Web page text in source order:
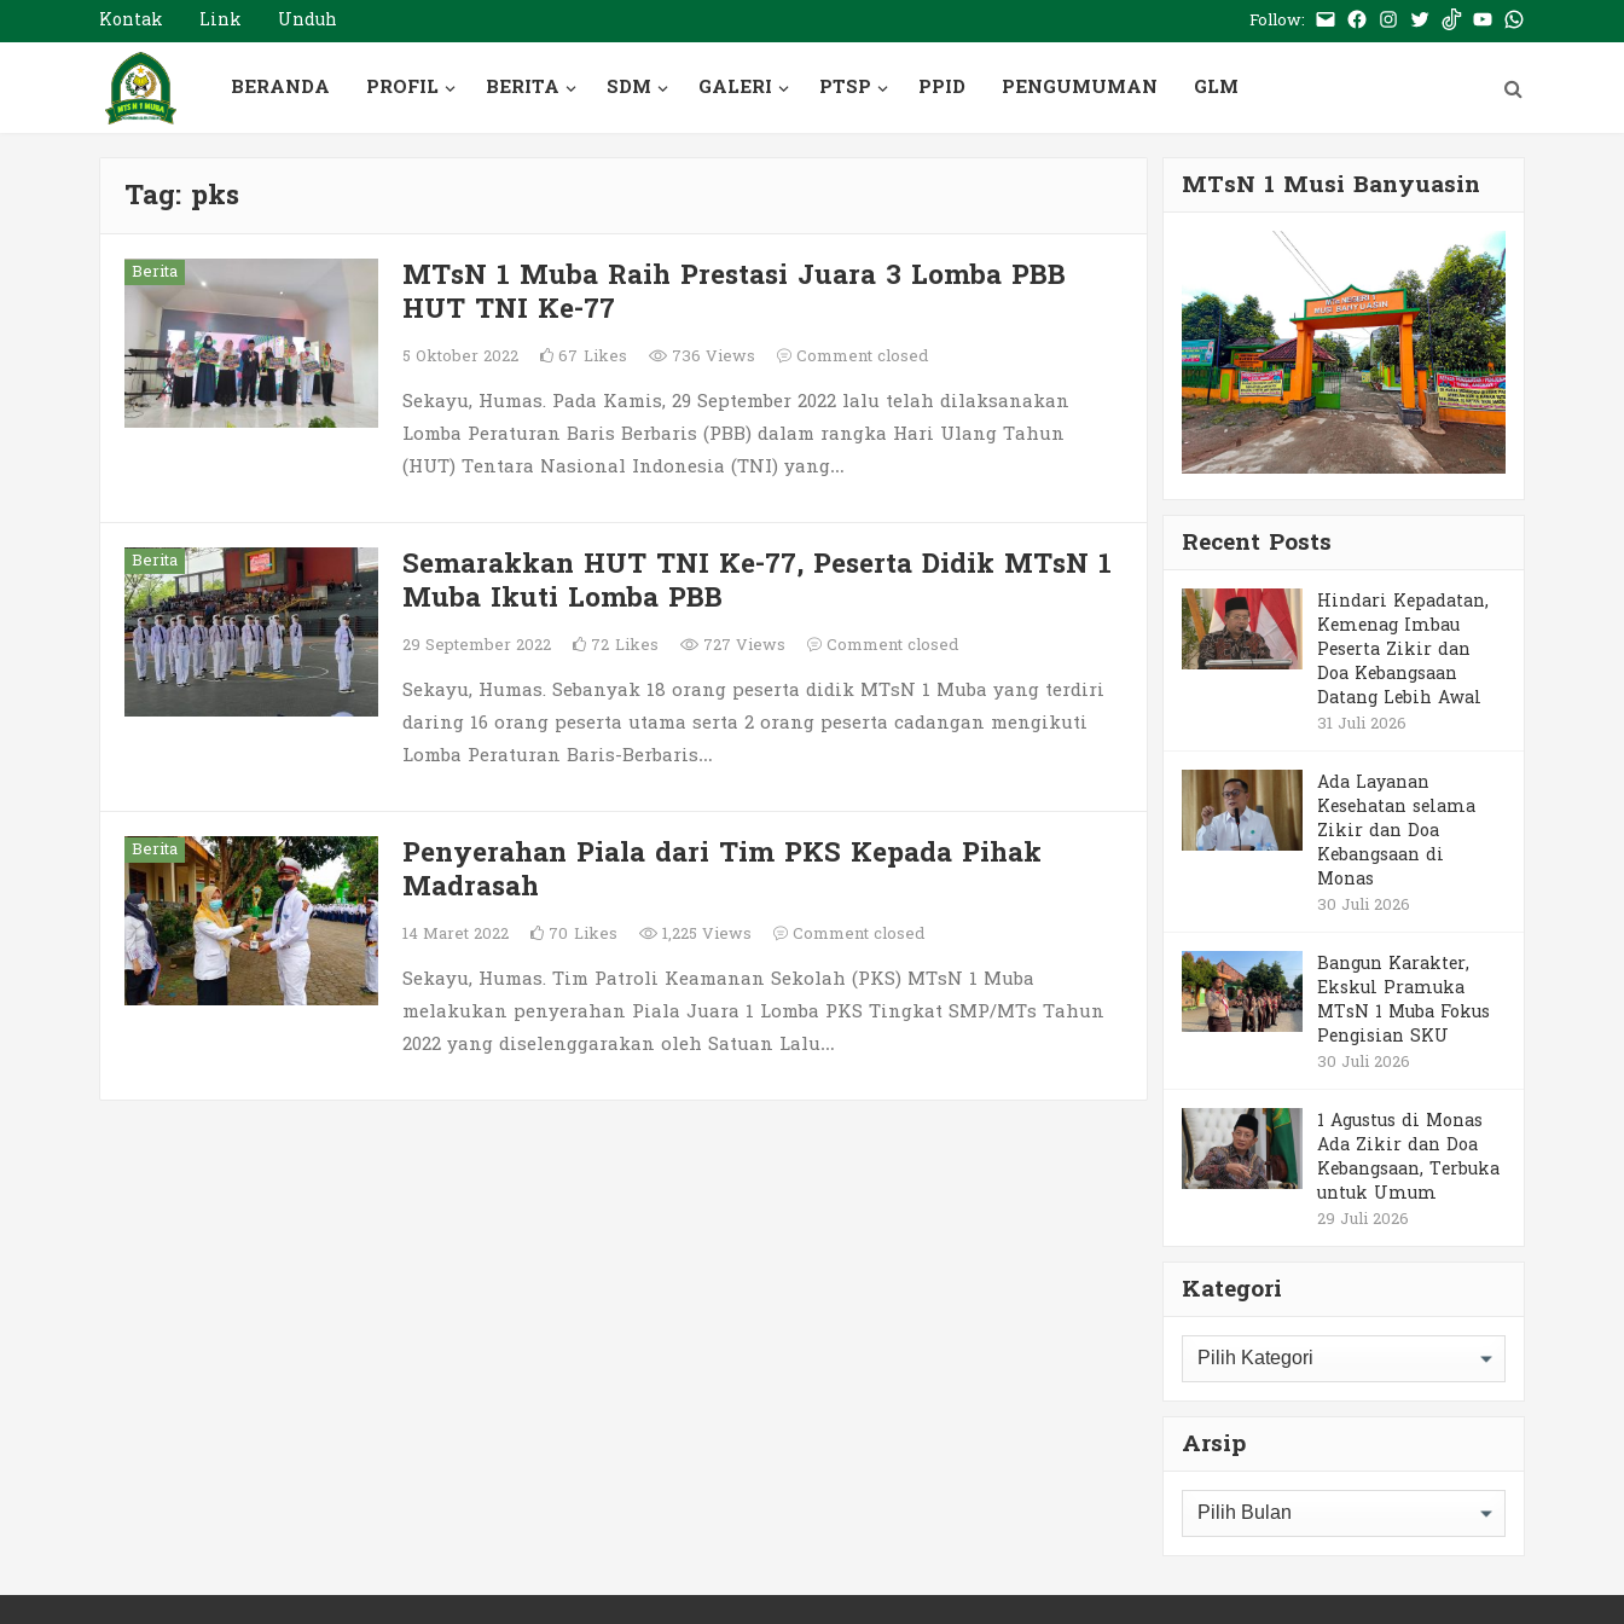
Kontak Link Unduh Follow: E- Facebook
Instagram
TwitterTiktokYoutubeWhatsApp
BERANDA PROFIL BERITA SDM GALERI PTSP PPID PENGUMUMAN GLM
Tag: pks
Berita MTsN 1 Muba Raih Prestasi Juara 3 Lomba PBB
HUT TNI Ke-77
5 Oktober 2022 67 Likes 736 Views Comment closed
Sekayu, Humas. Pada Kamis, 29 September 2022 lalu telah dilaksanakan
Lomba Peraturan Baris Berbaris (PBB) dalam rangka Hari Ulang Tahun
(HUT) Tentara Nasional Indonesia (TNI) yang…
Berita Semarakkan HUT TNI Ke-77, Peserta Didik MTsN 1
Muba Ikuti Lomba PBB
29 September 2022 72 Likes 727 Views Comment closed
Sekayu, Humas. Sebanyak 18 orang peserta didik MTsN 1 Muba yang terdiri
daring 16 orang peserta utama serta 2 orang peserta cadangan mengikuti
Lomba Peraturan Baris-Berbaris…
Berita Penyerahan Piala dari Tim PKS Kepada Pihak
Madrasah
14 Maret 2022 70 Likes 1,225 Views Comment closed
Sekayu, Humas. Tim Patroli Keamanan Sekolah (PKS) MTsN 1 Muba
melakukan penyerahan Piala Juara 1 Lomba PKS Tingkat SMP/MTs Tahun
2022 yang diselenggarakan oleh Satuan Lalu…
MTsN 1 Musi Banyuasin
Recent Posts
Hindari Kepadatan,
Kemenag Imbau
Peserta Zikir dan
Doa Kebangsaan
Datang Lebih Awal
31 Juli 2026
Ada Layanan
Kesehatan selama
Zikir dan Doa
Kebangsaan di
Monas
30 Juli 2026
Bangun Karakter,
Ekskul Pramuka
MTsN 1 Muba Fokus
Pengisian SKU
30 Juli 2026
1 Agustus di Monas
Ada Zikir dan Doa
Kebangsaan, Terbuka
untuk Umum
29 Juli 2026
Kategori
Kategori
Arsip
Arsip